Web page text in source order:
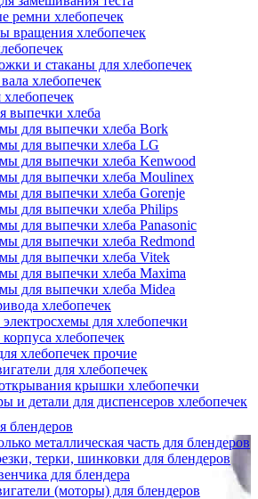
ремни хлебопечек
вращения хлебопечек
и стаканы для хлебопечек
хлебопечек
выпечки хлеба
для выпечки хлеба Bork
для выпечки хлеба LG
для выпечки хлеба Kenwood
для выпечки хлеба Moulinex
для выпечки хлеба Gorenje
для выпечки хлеба Philips
для выпечки хлеба Panasonic
для выпечки хлеба Redmond
для выпечки хлеба Vitek
для выпечки хлеба Maxima
для выпечки хлеба Midea
хлебопечек
для хлебопечки
хлебопечек
хлебопечек прочие
для хлебопечек
крышки хлебопечки
и детали для диспенсеров хлебопечек
блендеров
металлическая часть для блендеров
терки, шинковки для блендеров
для блендера
(моторы) для блендеров